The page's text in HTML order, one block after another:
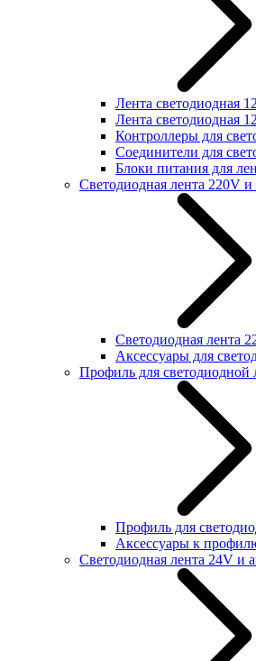
Лента светодиодная
Лента светодиодная
Контроллеры для
Соединители для
Блоки питания для
Светодиодная лента 220V и
Светодиодная лента
Аксессуары для
Профиль для светодиодной
Профиль для
Аксессуары к
Светодиодная лента 24V и